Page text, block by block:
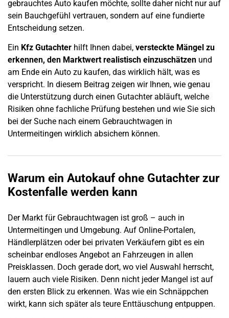
gebrauchtes Auto kaufen möchte, sollte daher nicht nur auf
sein Bauchgefühl vertrauen, sondern auf eine fundierte
Entscheidung setzen.
Ein Kfz Gutachter hilft Ihnen dabei, versteckte Mängel zu
erkennen, den Marktwert realistisch einzuschätzen und
am Ende ein Auto zu kaufen, das wirklich hält, was es
verspricht. In diesem Beitrag zeigen wir Ihnen, wie genau
die Unterstützung durch einen Gutachter abläuft, welche
Risiken ohne fachliche Prüfung bestehen und wie Sie sich
bei der Suche nach einem Gebrauchtwagen in
Untermeitingen wirklich absichern können.
Warum ein Autokaufohne Gutachter zur
Kostenfalle werden kann
Der Markt für Gebrauchtwagen ist groß – auch in
Untermeitingen und Umgebung. Auf Online-Portalen,
Händlerplätzen oder bei privaten Verkäufern gibt es ein
scheinbar endloses Angebot an Fahrzeugen in allen
Preisklassen. Doch gerade dort, wo viel Auswahl herrscht,
lauern auch viele Risiken. Denn nicht jeder Mangel ist auf
den ersten Blick zu erkennen. Was wie ein Schnäppchen
wirkt, kann sich später als teure Enttäuschung entpuppen.